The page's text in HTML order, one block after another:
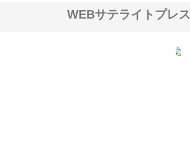
WEBサテライトプレス